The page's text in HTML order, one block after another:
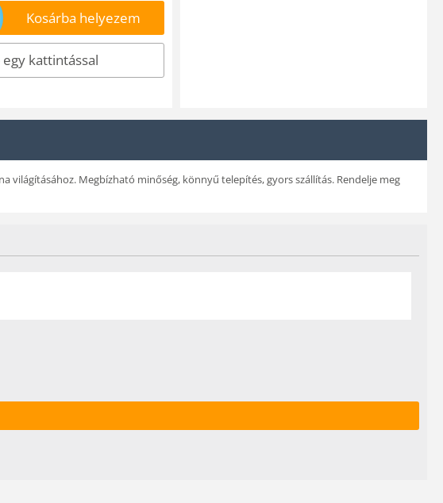
Kosárba helyezem
egy kattintással
világításához. Megbízható minőség, könnyű telepítés, gyors szállítás. Rendelje meg